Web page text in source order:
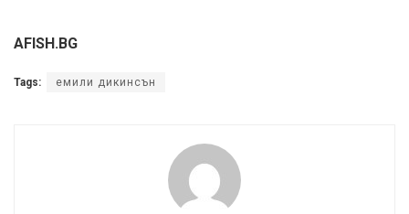
AFISH.BG
Tags: емили дикинсън